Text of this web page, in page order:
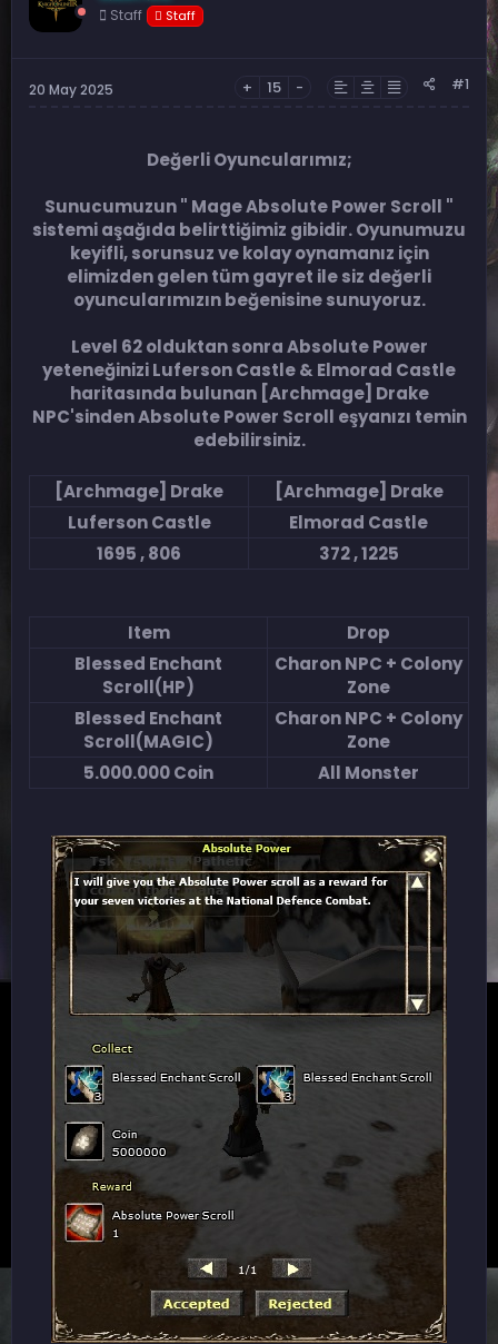
a
t
Staff Staff
20 May 2025 + 15 - #1
Değerli Oyuncularımız;
Sunucumuzun " Mage Absolute Power Scroll "
sistemi aşağıda belirttiğimiz gibidir. Oyunumuzu
keyifli, sorunsuz ve kolay oynamanız için
elimizden gelen tüm gayret ile siz değerli
oyuncularımızın beğenisine sunuyoruz.
Level 62 olduktan sonra Absolute Power
yeteneğinizi Luferson Castle & Elmorad Castle
haritasında bulunan [Archmage] Drake
NPC'sinden Absolute Power Scroll eşyanızı temin
edebilirsiniz.
[Archmage] Drake
[Archmage] Drake
Luferson Castle
Elmorad Castle
1695 , 806
372 , 1225
Item
Drop
Blessed Enchant
Scroll(HP)
Charon NPC + Colony
Zone
Blessed Enchant
Scroll(MAGIC)
Charon NPC + Colony
Zone
5.000.000 Coin
All Monster